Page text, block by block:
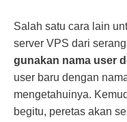
Salah satu cara lain
server VPS dari
gunakan nama user
user baru dengan
mengetahuinya.
begitu, peretas akan